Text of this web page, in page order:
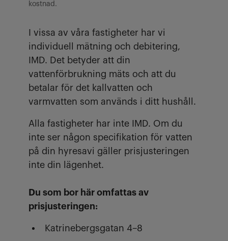
kostnad.
I vissa av våra fastigheter har vi
individuell mätning och debitering,
IMD. Det betyder att din
vattenförbrukning mäts och att du
betalar för det kallvatten och
varmvatten som används i ditt hushåll.
Alla fastigheter har inte IMD. Om du
inte ser någon specifikation för vatten
på din hyresavi gäller prisjusteringen
inte din lägenhet.
Du som bor här omfattas av
prisjusteringen:
Katrinebergsgatan 4–8